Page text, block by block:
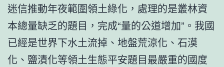
迷信推動年夜範圍領土綠化，處理的是叢林資
本總量缺乏的題目，完成“量的公道增加”。我國
已經是世界下水土流掉、地盤荒涼化、石漠
化、鹽漬化等領土生態平安題目最嚴重的國度